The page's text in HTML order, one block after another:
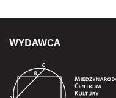
WYDAWCA